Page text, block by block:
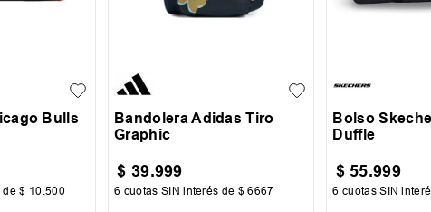
Bulls
de$ 10 .500
Bandolera Adidas Tiro
Graphic
$ 39.999
6 cuotas SIN interés de $ 6667
Bolso
Duffle
$ 55.999
6 cuotas SIN